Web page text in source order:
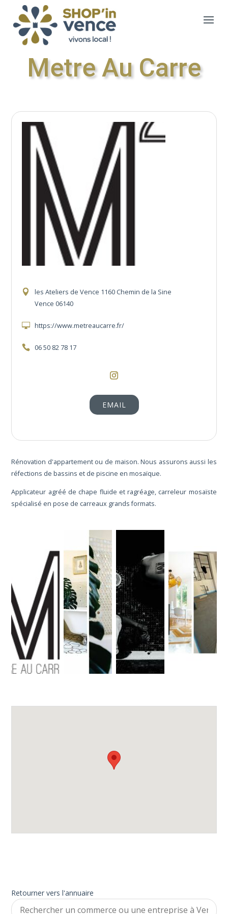
Metre Au Carre
les Ateliers de Vence 1160 Chemin de la Sine
Vence 06140
https://www.metreaucarre.fr/
06 50 82 78 17
https://www.instagram.com/
EMAIL
Rénovation d'appartement ou de maison. Nous assurons aussi les
réfections de bassins et de piscine en mosaïque.
Applicateur agréé de chape fluide et ragréage, carreleur mosaïste
spécialisé en pose de carreaux grands formats.
Retourner vers l'annuaire